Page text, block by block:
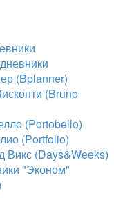
(Bplanner)
(Bruno
(Portobello)
(Portfolio)
Викс (Days&Weeks)
"Эконом"